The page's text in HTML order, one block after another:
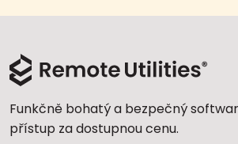
Funkčně bohatý a bezpečný
přístup za dostupnou cenu.